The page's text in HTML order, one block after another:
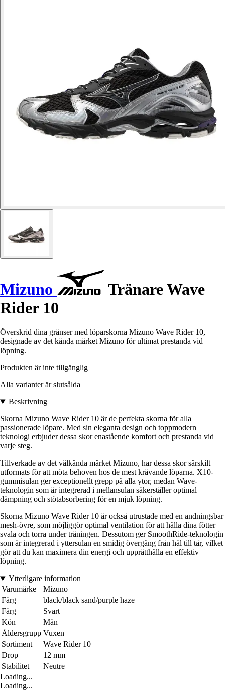
Mizuno
Tränare Wave
Rider 10
Överskrid dina gränser med löparskorna Mizuno Wave Rider 10,
designade av det kända märket Mizuno för ultimat prestanda vid
löpning.
Produkten är inte tillgänglig
Alla varianter är slutsålda
Beskrivning
Skorna Mizuno Wave Rider 10 är de perfekta skorna för alla
passionerade löpare. Med sin eleganta design och toppmodern
teknologi erbjuder dessa skor enastående komfort och prestanda vid
varje steg.
Tillverkade av det välkända märket Mizuno, har dessa skor särskilt
utformats för att möta behoven hos de mest krävande löparna. X10-
gummisulan ger exceptionellt grepp på alla ytor, medan Wave-
teknologin som är integrerad i mellansulan säkerställer optimal
dämpning och stötabsorbering för en mjuk löpning.
Skorna Mizuno Wave Rider 10 är också utrustade med en andningsbar
mesh-övre, som möjliggör optimal ventilation för att hålla dina fötter
svala och torra under träningen. Dessutom ger SmoothRide-teknologin
som är integrerad i yttersulan en smidig övergång från häl till tår, vilket
gör att du kan maximera din energi och upprätthålla en effektiv
löpning.
Ytterligare information
Varumärke
Mizuno
Färg
black/black sand/purple haze
Färg
Svart
Kön
Män
Åldersgrupp Vuxen
Sortiment
Wave Rider 10
Drop
12 mm
Stabilitet
Neutre
Loading...
Loading...